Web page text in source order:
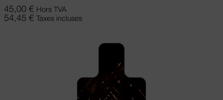
45,00 € Hors TVA
54,45 € Taxes incluses